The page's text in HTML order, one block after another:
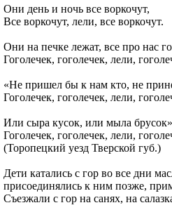
Они день и ночь все воркочут,
Все воркочут, лели, все воркочут.
Они на печке лежат, все про нас
Гоголечек, гоголечек, лели,
«Не пришел бы к нам кто, не
Гоголечек, гоголечек, лели,
Или сыра кусок, или мыла
Гоголечек, гоголечек, лели,
(Торопецкий уезд Тверской губ.)
Дети катались с гор во все дни
присоединялись к ним позже,
Съезжали с гор на санях, на